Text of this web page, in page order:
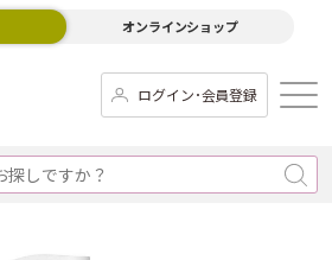
オンラインショップ
ログイン･会員登録